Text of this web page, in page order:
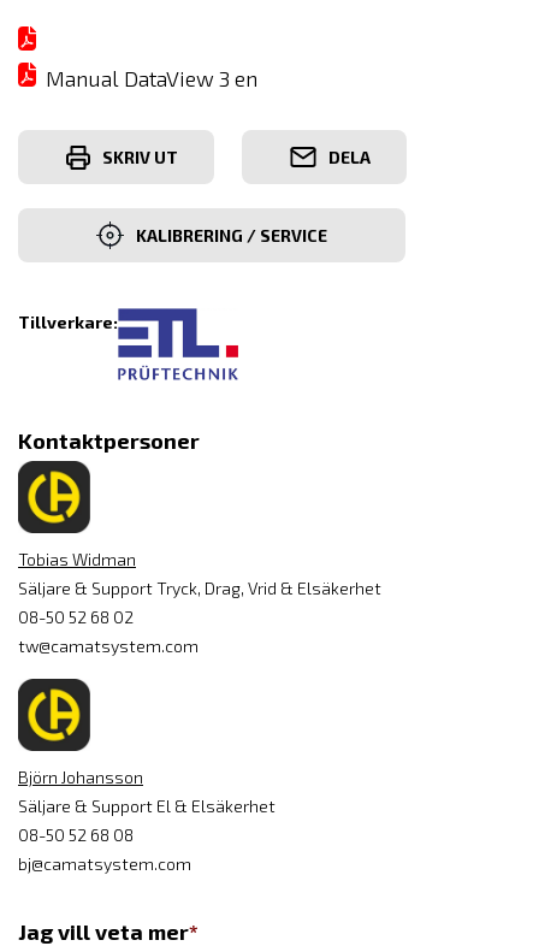
Manual DataView 3 en
SKRIV UT DELA
KALIBRERING / SERVICE
Tillverkare:
Kontaktpersoner
Tobias Widman
Säljare & Support Tryck, Drag, Vrid & Elsäkerhet
08-50 52 68 02
tw@camatsystem.com
Björn Johansson
Säljare & Support El & Elsäkerhet
08-50 52 68 08
bj@camatsystem.com
Jag vill veta mer